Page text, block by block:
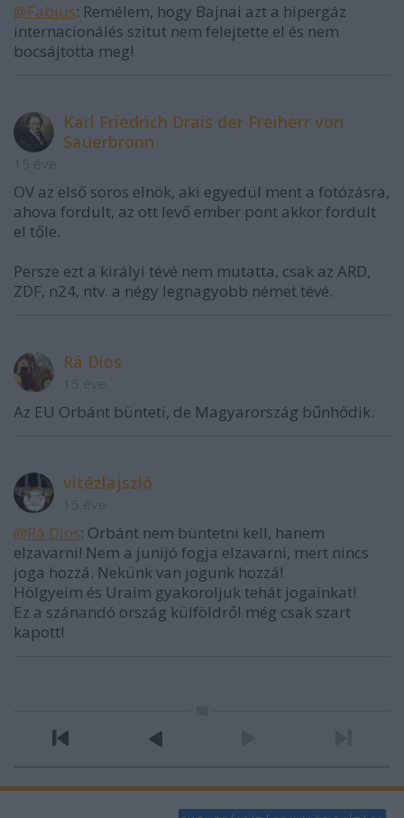
@Fabius: Remélem, hogy Bajnai azt a hipergáz
internacionálés szitut nem felejtette el és nem
bocsájtotta meg!
Karl Friedrich Drais der Freiherr von
Sauerbronn
OV az első soros elnök, aki egyedül ment a fotózásra,
ahova fordult, az ott levő ember pont akkor fordult
el tőle.
Persze ezt a királyi tévé nem mutatta, csak az ARD,
ZDF, n24, ntv. a négy legnagyobb német tévé.
Rá Dios
Az EU Orbánt bünteti, de Magyarország bűnhődik.
vitézlajszló
@Rá Dios: Orbánt nem büntetni kell, hanem
elzavarni! Nem a junijó fogja elzavarni, mert nincs
joga hozzá. Nekünk van jogunk hozzá!
Hölgyeim és Uraim gyakoroljuk tehát jogainkat!
Ez a szánandó ország külföldről még csak szart
kapott!